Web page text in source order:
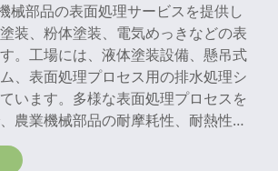
械部品の表面処理サービスを提供し
装、粉体塗装、電気めっきなどの表
。工場には、液体塗装設備、懸吊式
、表面処理プロセス用の排水処理シ
います。多様な表面処理プロセスを
農業機械部品の耐摩耗性、耐熱性、
度を向上させることができます。